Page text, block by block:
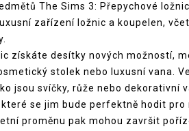
The Sims 3: Přepychové
zařízení ložnic a koupelen,
získáte desítky nových možností,
stolek nebo luxusní vana.
jsou svíčky, růže nebo dekorativní
se jim bude perfektně hodit
proměnu pak mohou završit